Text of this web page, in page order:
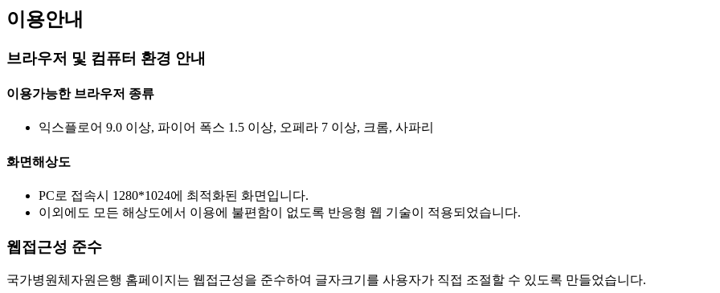
이용안내
브라우저 및 컴퓨터 환경 안내
이용가능한 브라우저 종류
익스플로어 9.0 이상, 파이어 폭스 1.5 이상, 오페라 7 이상, 크롬, 사파리
화면해상도
PC로 접속시 1280*1024에 최적화된 화면입니다.
이외에도 모든 해상도에서 이용에 불편함이 없도록 반응형 웹 기술이 적용되었습니다.
웹접근성 준수
국가병원체자원은행 홈페이지는 웹접근성을 준수하여 글자크기를 사용자가 직접 조절할 수 있도록 만들었습니다.